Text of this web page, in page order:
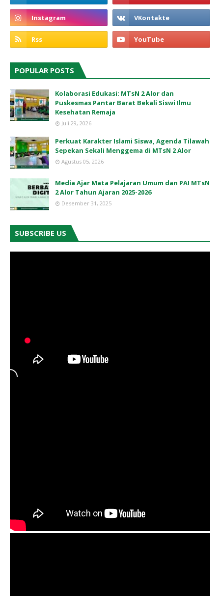
POPULAR POSTS
Kolaborasi Edukasi: MTsN 2 Alor dan
Puskesmas Pantar Barat Bekali Siswi Ilmu
Kesehatan Remaja
Juli 29, 2026
Perkuat Karakter Islami Siswa, Agenda Tilawah
Sepekan Sekali Menggema di MTsN 2 Alor
Agustus 05, 2026
Media Ajar Mata Pelajaran Umum dan PAI MTsN
2 Alor Tahun Ajaran 2025-2026
Desember 31, 2025
SUBSCRIBE US